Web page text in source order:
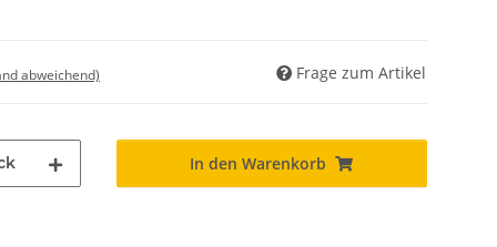
abweichend) Frage zum Artikel
In den Warenkorb